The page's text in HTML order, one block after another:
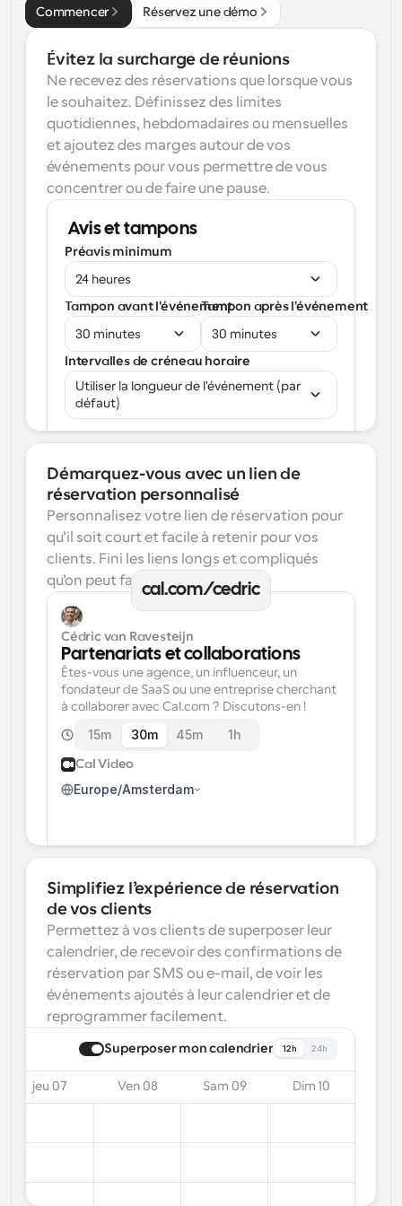
Commencer Réservez une démo
Évitez la surcharge de réunions
Ne recevez des réservations que lorsque vous
le souhaitez. Définissez des limites
quotidiennes, hebdomadaires ou mensuelles
et ajoutez des marges autour de vos
événements pour vous permettre de vous
concentrer ou de faire une pause.
Avis et tampons
Préavis minimum
24 heures
Tampon avant l'événement
30 minutes
Tampon après l'événement
30 minutes
Intervalles de créneau horaire
Utiliser la longueur de l'événement (par
défaut)
Démarquez-vous avec un lien de
réservation personnalisé
Personnalisez votre lien de réservation pour
qu’il soit court et facile à retenir pour vos
clients. Fini les liens longs et compliqués
qu’on peut facilement oublier.
cal.com/cedric
Cédric van Ravesteijn
Partenariats et collaborations
Êtes-vous une agence, un influenceur, un
fondateur de SaaS ou une entreprise cherchant
à collaborer avec Cal.com ? Discutons-en !
15m 30m 45m 1h
Cal Video
Europe/Amsterdam
Simplifiez l’expérience de réservation
de vos clients
Permettez à vos clients de superposer leur
calendrier, de recevoir des confirmations de
réservation par SMS ou e-mail, de voir les
événements ajoutés à leur calendrier et de
reprogrammer facilement.
Superposer mon calendrier 12h 24h
jeu 07 Ven 08 Sam 09 Dim 10